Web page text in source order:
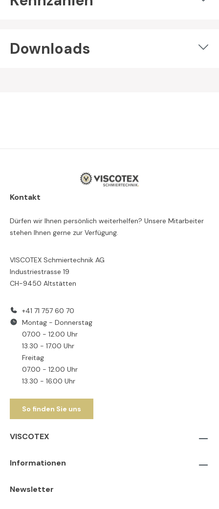
Downloads
Kontakt
Dürfen wir Ihnen persönlich weiterhelfen? Unsere Mitarbeiter
stehen Ihnen gerne zur Verfügung.
VISCOTEX Schmiertechnik AG
Industriestrasse 19
CH-9450 Altstätten
+41 71 757 60 70
Montag - Donnerstag
07.00 - 12.00 Uhr
13.30 - 17.00 Uhr
Freitag
07.00 - 12.00 Uhr
13.30 - 16.00 Uhr
So finden Sie uns
VISCOTEX
Informationen
Newsletter